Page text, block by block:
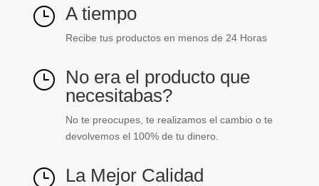
} A tiempo
Recibe tus productos en menos de 24 Horas
} No era el producto que
necesitabas?
No te preocupes, te realizamos el cambio o te
devolvemos el 100% de tu dinero.
} La Mejor Calidad